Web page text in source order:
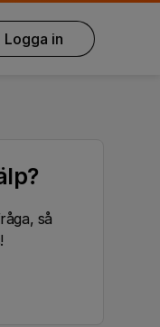
Logga in
så